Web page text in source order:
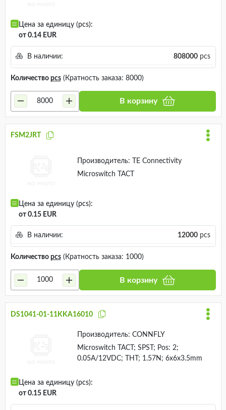
Цена за единицу (pcs):
от 0.14 EUR
В наличии: 808000pcs
Количество pcs(Кратность заказа: 8000)
В корзину
FSM2JRT
Производитель:
TE Connectivity
Microswitch TACT
Цена за единицу (pcs):
от 0.15 EUR
В наличии: 12000pcs
Количество pcs(Кратность заказа: 1000)
В корзину
DS1041-01-11KKA16010
Производитель: CONNFLY
Microswitch TACT; SPST; Pos: 2;
0.05A/12VDC; THT; 1.57N; 6x6x3.5mm
Цена за единицу (pcs):
от 0.15 EUR